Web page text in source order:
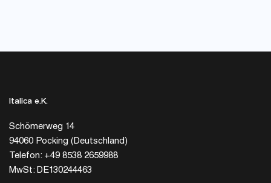
Italica e.K.
Schömerweg 14
94060 Pocking (Deutschland)
Telefon: +49 8538 2659988
MwSt: DE130244463